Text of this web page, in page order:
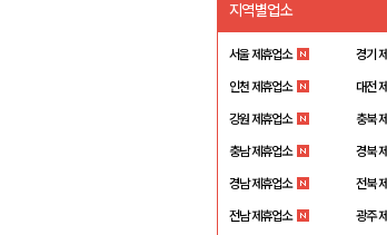
지역별업소
서울 제휴업소 경기
인천 제휴업소 대전
강원 제휴업소 충북
충남 제휴업소 경북
경남 제휴업소 전북
전남 제휴업소 광주